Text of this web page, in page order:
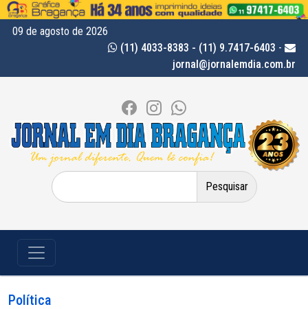
09 de agosto de 2026
(11) 4033-8383 - (11) 9.7417-6403 -
jornal@jornalemdia.com.br
Pesquisar
por:
Política